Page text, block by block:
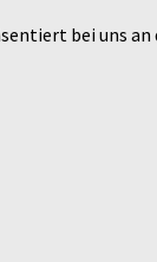
bei uns